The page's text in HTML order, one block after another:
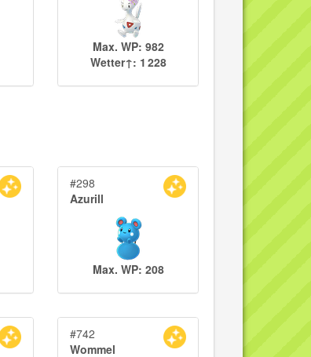
Max. WP: 982
Wetter↑: 1 228
#298
Azurill
Max. WP: 208
#742
Wommel